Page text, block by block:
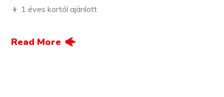
👦 1 éves kortól ajánlott
Read More